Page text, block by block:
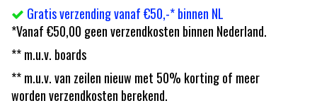
Gratis verzending vanaf €50,-* binnen NL
*Vanaf €50,00 geen verzendkosten binnen Nederland.
** m.u.v. boards
** m.u.v. van zeilen nieuw met 50% korting of meer
worden verzendkosten berekend.